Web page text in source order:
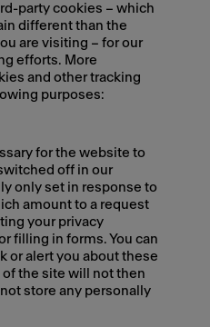
party cookies – which
different than the
are visiting – for our
efforts. More
and other tracking
purposes:
for the website to
off in our
only set in response to
amount to a request
your privacy
filling in forms. You can
or alert you about these
the site will not then
store any personally